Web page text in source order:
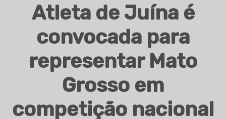
Atleta de Juína é
convocada para
representar Mato
Grosso em
competição nacional